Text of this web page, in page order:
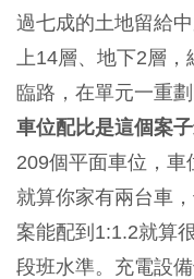
過七成的土地留給
上14層、地下2層
臨路，在單元一重
車位配比是這個案
209個平面車位，車
就算你家有兩台車
案能配到1:1.2就算
段班水準。充電設